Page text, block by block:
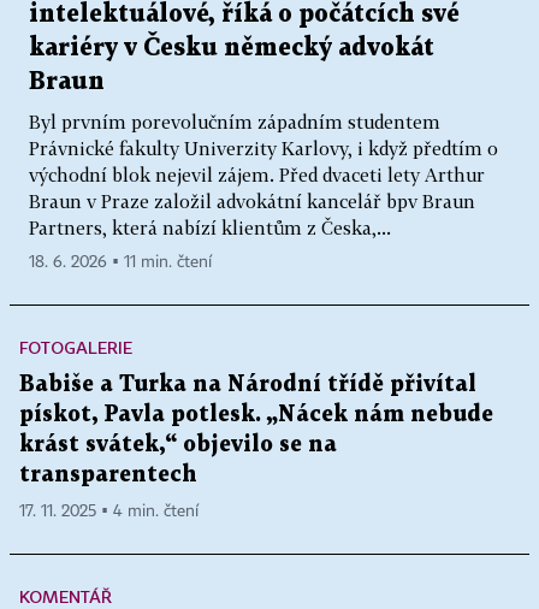
intelektuálové, říká o počátcích své
kariéry v Česku německý advokát
Braun
Byl prvním porevolučním západním studentem
Právnické fakulty Univerzity Karlovy, i když předtím o
východní blok nejevil zájem. Před dvaceti lety Arthur
Braun v Praze založil advokátní kancelář bpv Braun
Partners, která nabízí klientům z Česka,...
18. 6. 2026 ▪ 11 min. čtení
FOTOGALERIE
Babiše a Turka na Národní třídě přivítal
pískot, Pavla potlesk. „Nácek nám nebude
krást svátek,“ objevilo se na
transparentech
17. 11. 2025 ▪ 4 min. čtení
KOMENTÁŘ